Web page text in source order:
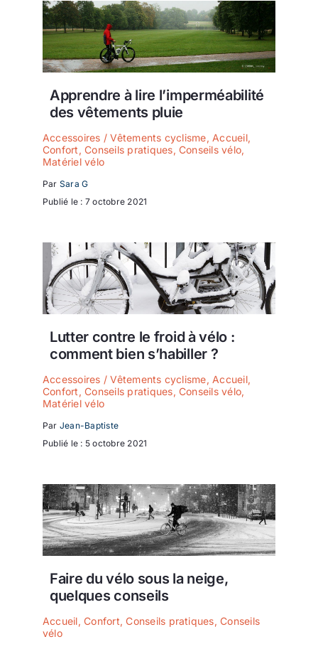
Apprendre à lire l’imperméabilité
des vêtements pluie
Accessoires / Vêtements cyclisme, Accueil,
Confort ,Conseils pratiques, Conseils vélo,
Matériel vélo
Par Sara G
Publié le : 7 octobre 2021
Lutter contre le froid à vélo :
comment bien s’habiller ?
Accessoires / Vêtements cyclisme, Accueil,
Confort ,Conseils pratiques, Conseils vélo,
Matériel vélo
Par Jean-Baptiste
Publié le : 5 octobre 2021
Faire du vélo sous la neige,
quelques conseils
Accueil,Confort,Conseils pratiques,Conseils
vélo